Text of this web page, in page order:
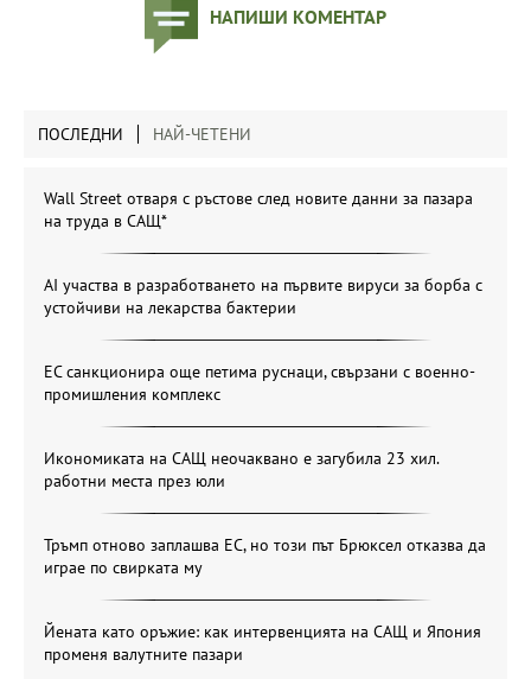
НАПИШИ КОМЕНТАР
ПОСЛЕДНИ НАЙ-ЧЕТЕНИ
Wall Street отваря с ръстове след новите данни за пазара
на труда в САЩ*
AI участва в разработването на първите вируси за борба с
устойчиви на лекарства бактерии
ЕС санкционира още петима руснаци, свързани с военно-
промишления комплекс
Икономиката на САЩ неочаквано е загубила 23 хил.
работни места през юли
Тръмп отново заплашва ЕС, но този път Брюксел отказва да
играе по свирката му
Йената като оръжие: как интервенцията на САЩ и Япония
променя валутните пазари